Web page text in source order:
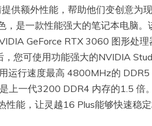
供额外性能，帮助他们变创意为
是一款性能强大的笔记本电脑。
GeForce RTX 3060 图形处理
您可使用功能强大的NVIDIA
运行速度最高 4800MHz的 DDR5
上一代3200 DDR4 内存的1.5 倍
能，让灵越16 Plus能够快速稳定